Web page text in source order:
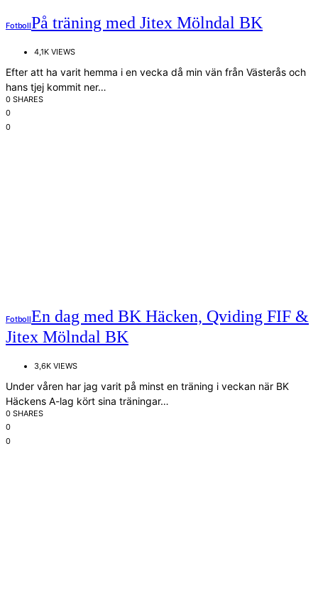
FotbollPå träning med Jitex Mölndal BK
4,1K VIEWS
Efter att ha varit hemma i en vecka då min vän från Västerås och
hans tjej kommit ner…
0 SHARES
0
0
FotbollEn dag med BK Häcken, Qviding FIF &
Jitex Mölndal BK
3,6K VIEWS
Under våren har jag varit på minst en träning i veckan när BK
Häckens A-lag kört sina träningar…
0 SHARES
0
0